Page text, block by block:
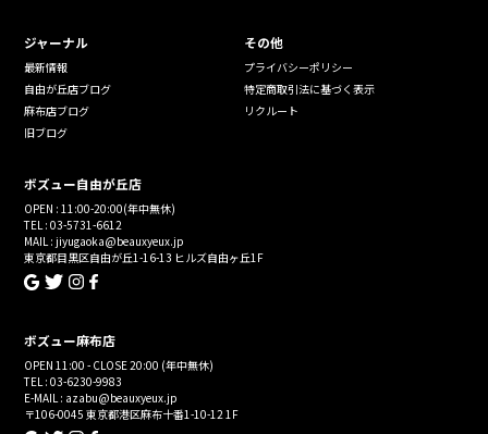
ジャーナル
最新情報
自由が丘店ブログ
麻布店ブログ
旧ブログ
その他
プライバシーポリシー
特定商取引法に基づく表示
リクルート
ボズュー自由が丘店
OPEN : 11:00-20:00(年中無休)
TEL : 03-5731-6612
MAIL : jiyugaoka@beauxyeux.jp
東京都目黒区自由が丘1-16-13 ヒルズ自由ヶ丘1F
ボズュー麻布店
OPEN 11:00 - CLOSE 20:00 (年中無休)
TEL : 03-6230-9983
E-MAIL : azabu@beauxyeux.jp
〒106-0045 東京都港区麻布十番1-10-12 1F